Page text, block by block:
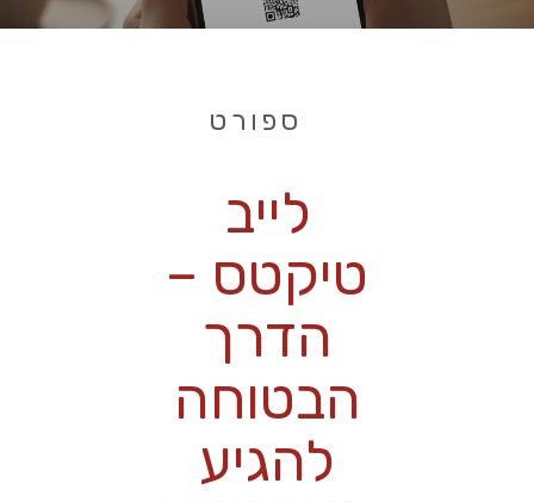
ספורט
לייב
טיקטס –
הדרך
הבטוחה
להגיע